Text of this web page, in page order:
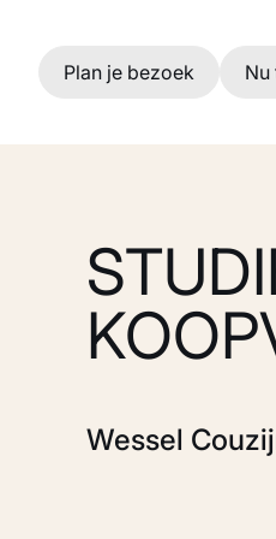
Ga naar hoofdinhoud
Plan je bezoek Nu
Wessel